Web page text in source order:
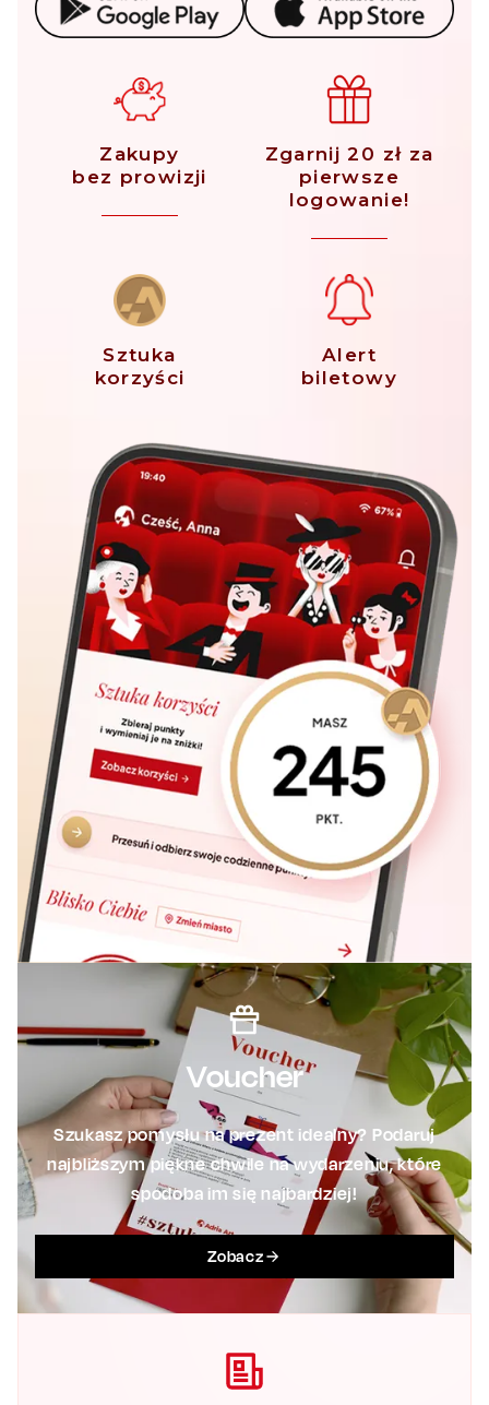
Zakupy
bez prowizji
Zgarnij 20 zł za
pierwsze
logowanie!
Sztuka
korzyści
Alert
biletowy
Voucher
Szukasz pomysłu na prezent idealny? Podaruj
najbliższym piękne chwile na wydarzeniu, które
spodoba im się najbardziej!
Zobacz